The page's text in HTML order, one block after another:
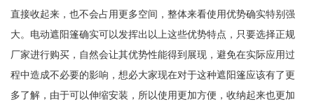
直接收起来，也不会占用更多空间，整体来看使用优势确实特别强
大。电动遮阳篷确实可以发挥出以上这些优势特点，只要选择正规
厂家进行购买，自然会让其优势性能得到展现，避免在实际应用过
程中造成不必要的影响，想必大家现在对于这种遮阳篷应该有了更
多了解，由于可以伸缩安装，所以使用更加方便，收纳起来也更加